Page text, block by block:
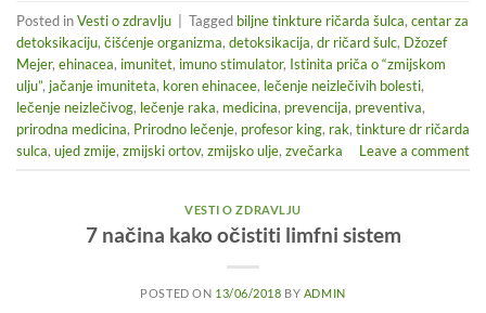
Posted inVesti o zdravlju | Tagged biljne tinkture ričarda šulca, centar za
detoksikaciju, čišćenje organizma, detoksikacija, dr ričard šulc, Džozef
Mejer, ehinacea, imunitet, imuno stimulator, Istinita priča o “zmijskom
ulju”, jačanje imuniteta, koren ehinacee, lečenje neizlečivih bolesti,
lečenje neizlečivog, lečenje raka, medicina, prevencija, preventiva,
prirodna medicina, Prirodno lečenje, profesor king, rak, tinkture dr ričarda
sulca, ujed zmije, zmijski ortov, zmijsko ulje, zvečarka Leave a comment
VESTI O ZDRAVLJU
7 načina kako očistiti limfni sistem
POSTED ON 13/06/2018 BY ADMIN